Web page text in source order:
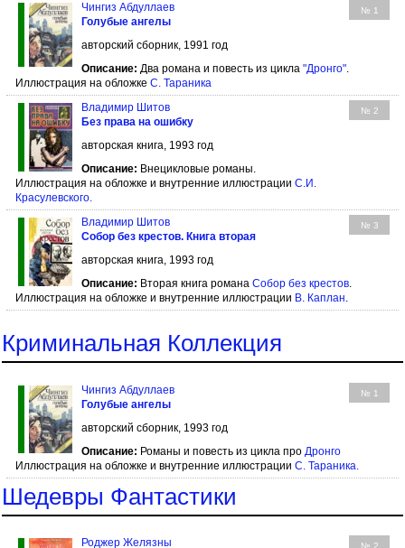
№ 1
Чингиз Абдуллаев
Голубые ангелы
авторский сборник, 1991 год
Описание: Два романа и повесть из цикла "Дронго".
Иллюстрация на обложке С. Тараника
№ 2
Владимир Шитов
Без права на ошибку
авторская книга, 1993 год
Описание: Внецикловые романы.
Иллюстрация на обложке и внутренние иллюстрации С.И.
Красулевского.
№ 3
Владимир Шитов
Собор без крестов. Книга вторая
авторская книга, 1993 год
Описание: Вторая книга романа Собор без крестов.
Иллюстрация на обложке и внутренние иллюстрации В. Каплан.
Криминальная Коллекция
№ 1
Чингиз Абдуллаев
Голубые ангелы
авторский сборник, 1993 год
Описание: Романы и повесть из цикла про Дронго
Иллюстрация на обложке и внутренние иллюстрации С. Тараника
Шедевры Фантастики
№ 2
Роджер Желязны